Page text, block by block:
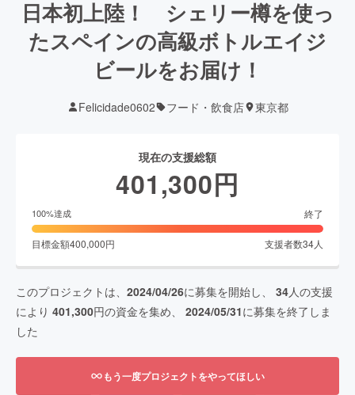
日本初上陸！ シェリー樽を使っ
たスペインの高級ボトルエイジ
ビールをお届け！
Felicidade0602 フード・飲食店 東京都
現在の支援総額
401,300円
100%達成 終了
目標金額400,000円 支援者数34人
このプロジェクトは、 2024/04/26に募集を開始し、 34人の支援
により 401,300円の資金を集め、 2024/05/31に募集を終了しま
した
もう一度プロジェクトをやってほしい